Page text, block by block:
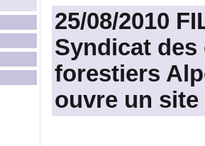
25/08/2010
Syndicat
forestiers
ouvre un